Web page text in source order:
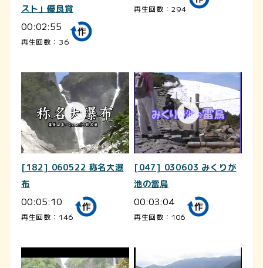
スト」優良賞
00:02:55
再生回数：36
再生回数：294
[182] 060522 称名大瀑
布
00:05:10
再生回数：146
[047] 030603 みくりが
池の雷鳥
00:03:04
再生回数：106